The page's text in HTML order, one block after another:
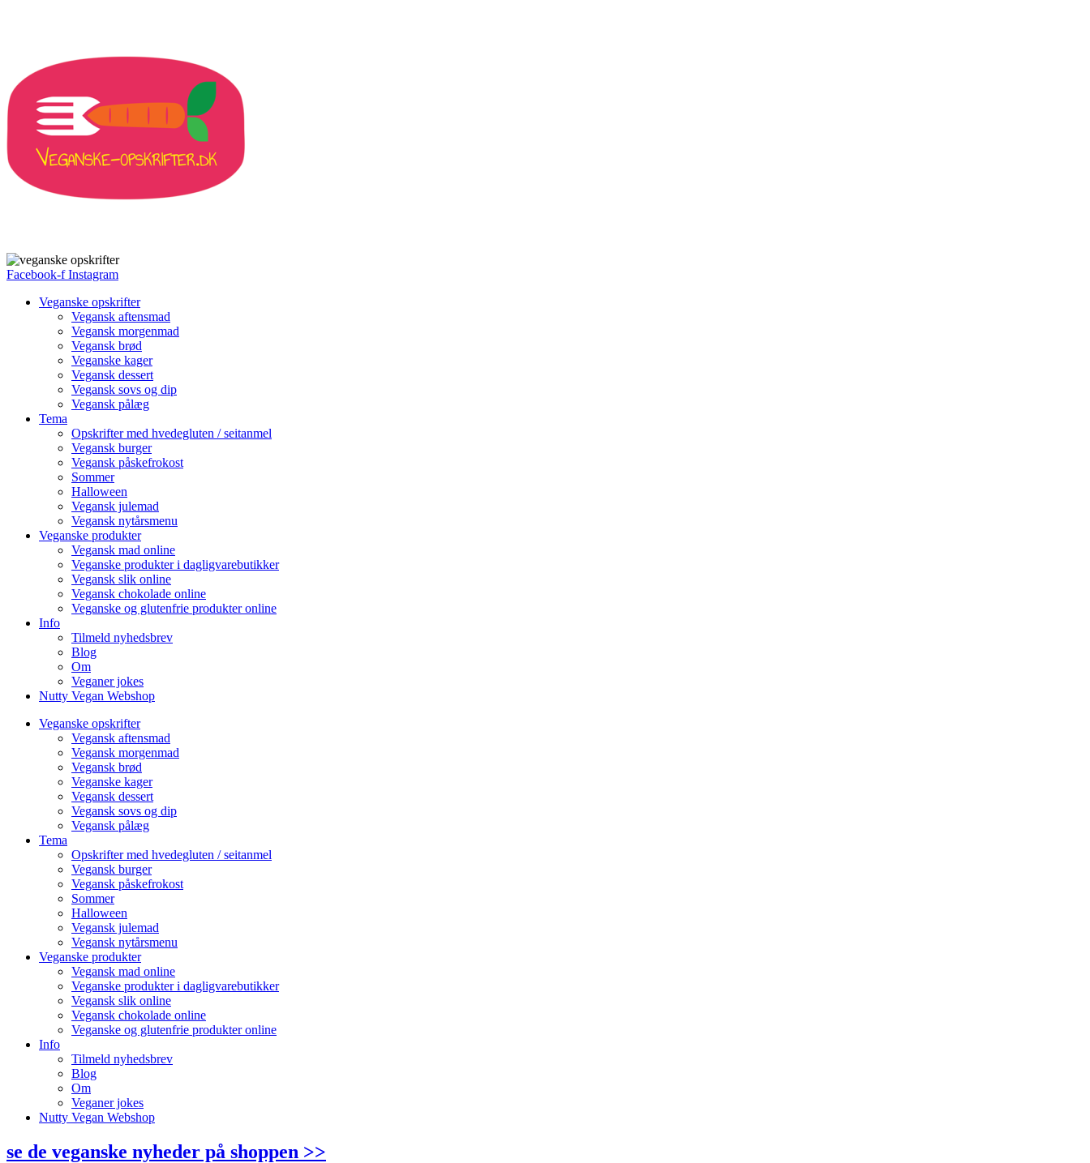
Facebook-f Instagram
Veganske opskrifter
Vegansk aftensmad
Vegansk morgenmad
Vegansk brød
Veganske kager
Vegansk dessert
Vegansk sovs og dip
Vegansk pålæg
Tema
Opskrifter med hvedegluten / seitanmel
Vegansk burger
Vegansk påskefrokost
Sommer
Halloween
Vegansk julemad
Vegansk nytårsmenu
Veganske produkter
Vegansk mad online
Veganske produkter i dagligvarebutikker
Vegansk slik online
Vegansk chokolade online
Veganske og glutenfrie produkter online
Info
Tilmeld nyhedsbrev
Blog
Om
Veganer jokes
Nutty Vegan Webshop
Veganske opskrifter
Vegansk aftensmad
Vegansk morgenmad
Vegansk brød
Veganske kager
Vegansk dessert
Vegansk sovs og dip
Vegansk pålæg
Tema
Opskrifter med hvedegluten / seitanmel
Vegansk burger
Vegansk påskefrokost
Sommer
Halloween
Vegansk julemad
Vegansk nytårsmenu
Veganske produkter
Vegansk mad online
Veganske produkter i dagligvarebutikker
Vegansk slik online
Vegansk chokolade online
Veganske og glutenfrie produkter online
Info
Tilmeld nyhedsbrev
Blog
Om
Veganer jokes
Nutty Vegan Webshop
se de veganske nyheder på shoppen >>